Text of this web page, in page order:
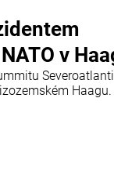
v
Haagu.